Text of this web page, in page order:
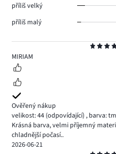
5
MIRIAM
Ověřený nákup
velikost: 44 (odpovídající) , barva:
Krásná barva, velmi příjemný
chladnější počasí..
2026-06-21
příliš velký
příliš malý